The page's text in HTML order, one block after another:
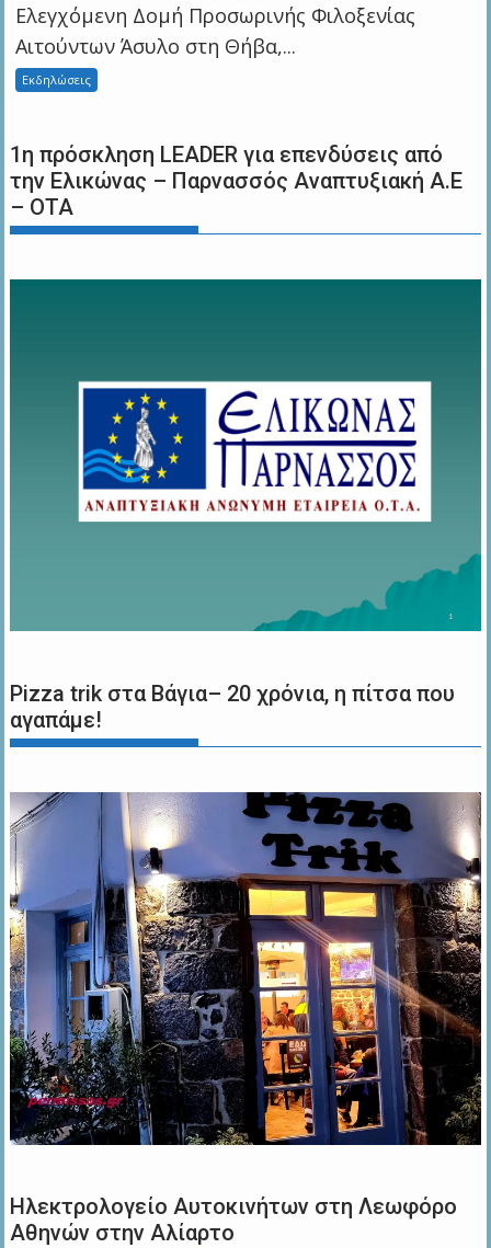
Ελεγχόμενη Δομή Προσωρινής Φιλοξενίας
Αιτούντων Άσυλο στη Θήβα,...
Εκδηλώσεις
1η πρόσκληση LEADER για επενδύσεις από
την Ελικώνας – Παρνασσός Αναπτυξιακή Α.Ε
– ΟΤΑ
Pizza trik στα Βάγια– 20 χρόνια, η πίτσα που
αγαπάμε!
Ηλεκτρολογείο Αυτοκινήτων στη Λεωφόρο
Αθηνών στην Αλίαρτο